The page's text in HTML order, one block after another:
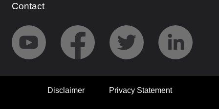
Contact
Disclaimer Privacy Statement